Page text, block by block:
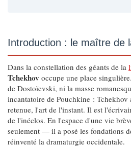
Introduction : le maître de
Dans la constellation des géants de la
Tchekhov occupe une place
de Dostoïevski, ni la masse
incantatoire de Pouchkine :
retenue, l'art de l'instant. Il est
de l'inéclos. En l'espace d'une vie
seulement — il a posé les fondations
réinventé la dramaturgie occidentale.